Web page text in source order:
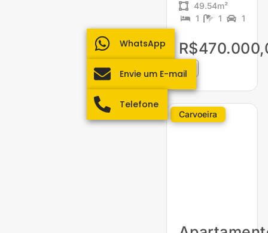
49.54m²
1
1 1
Carvoeira
WhatsApp
Envie um E-mail
Telefone